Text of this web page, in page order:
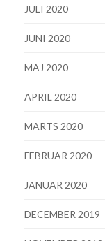
JULI 2020
JUNI 2020
MAJ 2020
APRIL 2020
MARTS 2020
FEBRUAR 2020
JANUAR 2020
DECEMBER 2019